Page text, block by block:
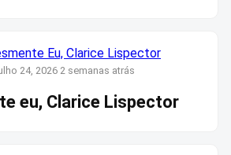
24, 2026 2 semanas atrás
eu, Clarice Lispector